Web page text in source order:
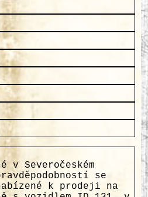
v Severočeském
se
k prodeji na